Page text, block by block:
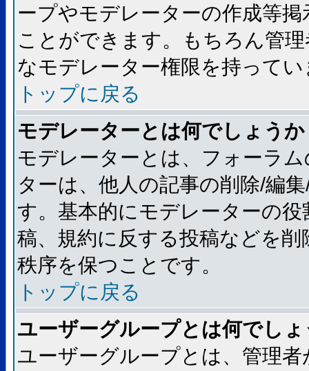
ープやモデレーターの作成等
ことができます。もちろん管
なモデレーター権限を持ってい
トップに戻る
モデレーターとは何でしょうか
モデレーターとは、フォーラ
ターは、他人の記事の削除/編
す。基本的にモデレーターの
稿、規約に反する投稿などを
秩序を保つことです。
トップに戻る
ユーザーグループとは何でし
ユーザーグループとは、管理